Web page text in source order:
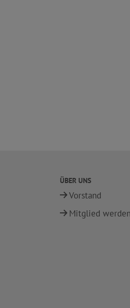
ÜBER UNS
Vorstand
Mitglied werden